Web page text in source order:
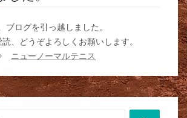
ブログを引っ越しました。
、どうぞよろしくお願いします。
ニューノーマルテニス